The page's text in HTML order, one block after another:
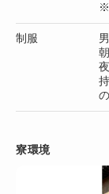
※
制服
寮環境